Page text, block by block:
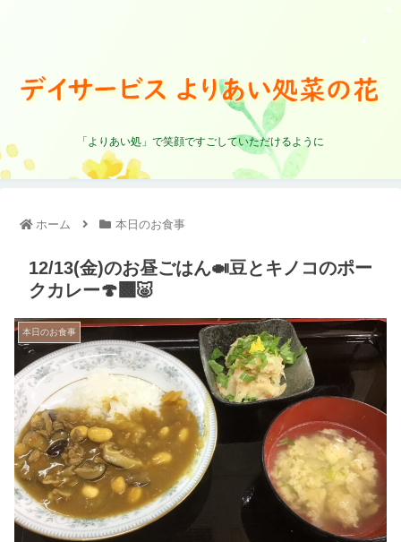
「よりあい処」で笑顔ですごしていただけるように
ホーム 本日のお食事
12/13(金)のお昼ごはん🍛豆とキノコのポー
クカレー🍄‍🟫🐷
本日のお食事